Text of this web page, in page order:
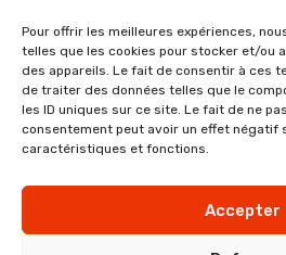
Pour offrir les meilleures expériences,
telles que les cookies pour stocker et/ou
des appareils. Le fait de consentir à ces
de traiter des données telles que le
les ID uniques sur ce site. Le fait de ne
consentement peut avoir un effet négatif
caractéristiques et fonctions.
Accepter
Abonnez-vous à ce blog
Saisissez votre adresse e-mail
blog et recevoir une notification
d